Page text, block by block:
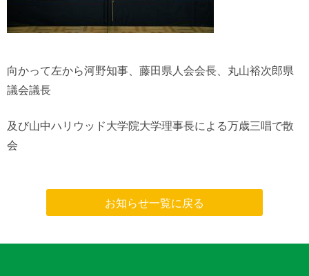
向かって左から河野知事、藤田県人会会長、丸山裕次郎県
議会議長
及び山中ハリウッド大学院大学理事長による万歳三唱で散
会
お知らせ一覧に戻る